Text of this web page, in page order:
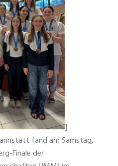
]
fand am Samstag,
Finale der